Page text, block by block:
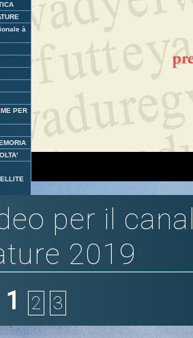
à
PER
3.44%
per il
2019
1 2 3